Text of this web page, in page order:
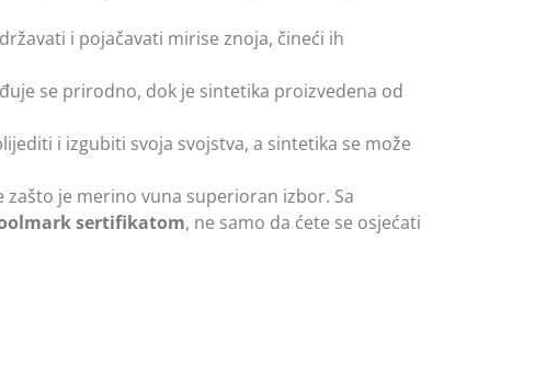
i pojačavati mirise znoja, čineći ih
se prirodno, dok je sintetika proizvedena od
i izgubiti svoja svojstva, a sintetika se može
je merino vuna superioran izbor. Sa
sertifikatom, ne samo da ćete se osjećati